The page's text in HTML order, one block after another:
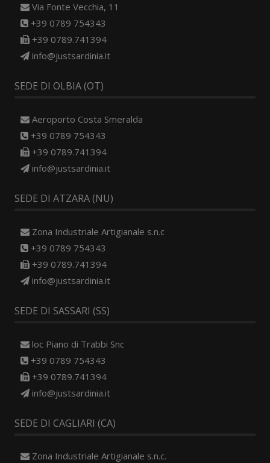
Via Fonte Vecchia, 11
+39 0789 754343
+39 0789.741394
info@justsardinia.it
SEDE DI OLBIA (OT)
Aeroporto Costa Smeralda
+39 0789 754343
+39 0789.741394
info@justsardinia.it
SEDE DI ATZARA (NU)
Zona Industriale Artigianale s.n.c
+39 0789 754343
+39 0789.741394
info@justsardinia.it
SEDE DI SASSARI (SS)
loc Piano di Trabbi Snc
+39 0789 754343
+39 0789.741394
info@justsardinia.it
SEDE DI CAGLIARI (CA)
Zona Industriale Artigianale s.n.c.